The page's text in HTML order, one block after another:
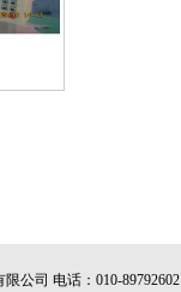
公司 电话：010-89792602